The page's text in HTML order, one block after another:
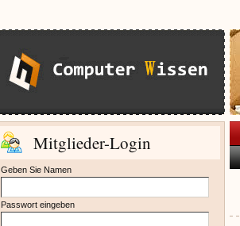
Mitglieder-Login
Geben Sie Namen
Passwort eingeben